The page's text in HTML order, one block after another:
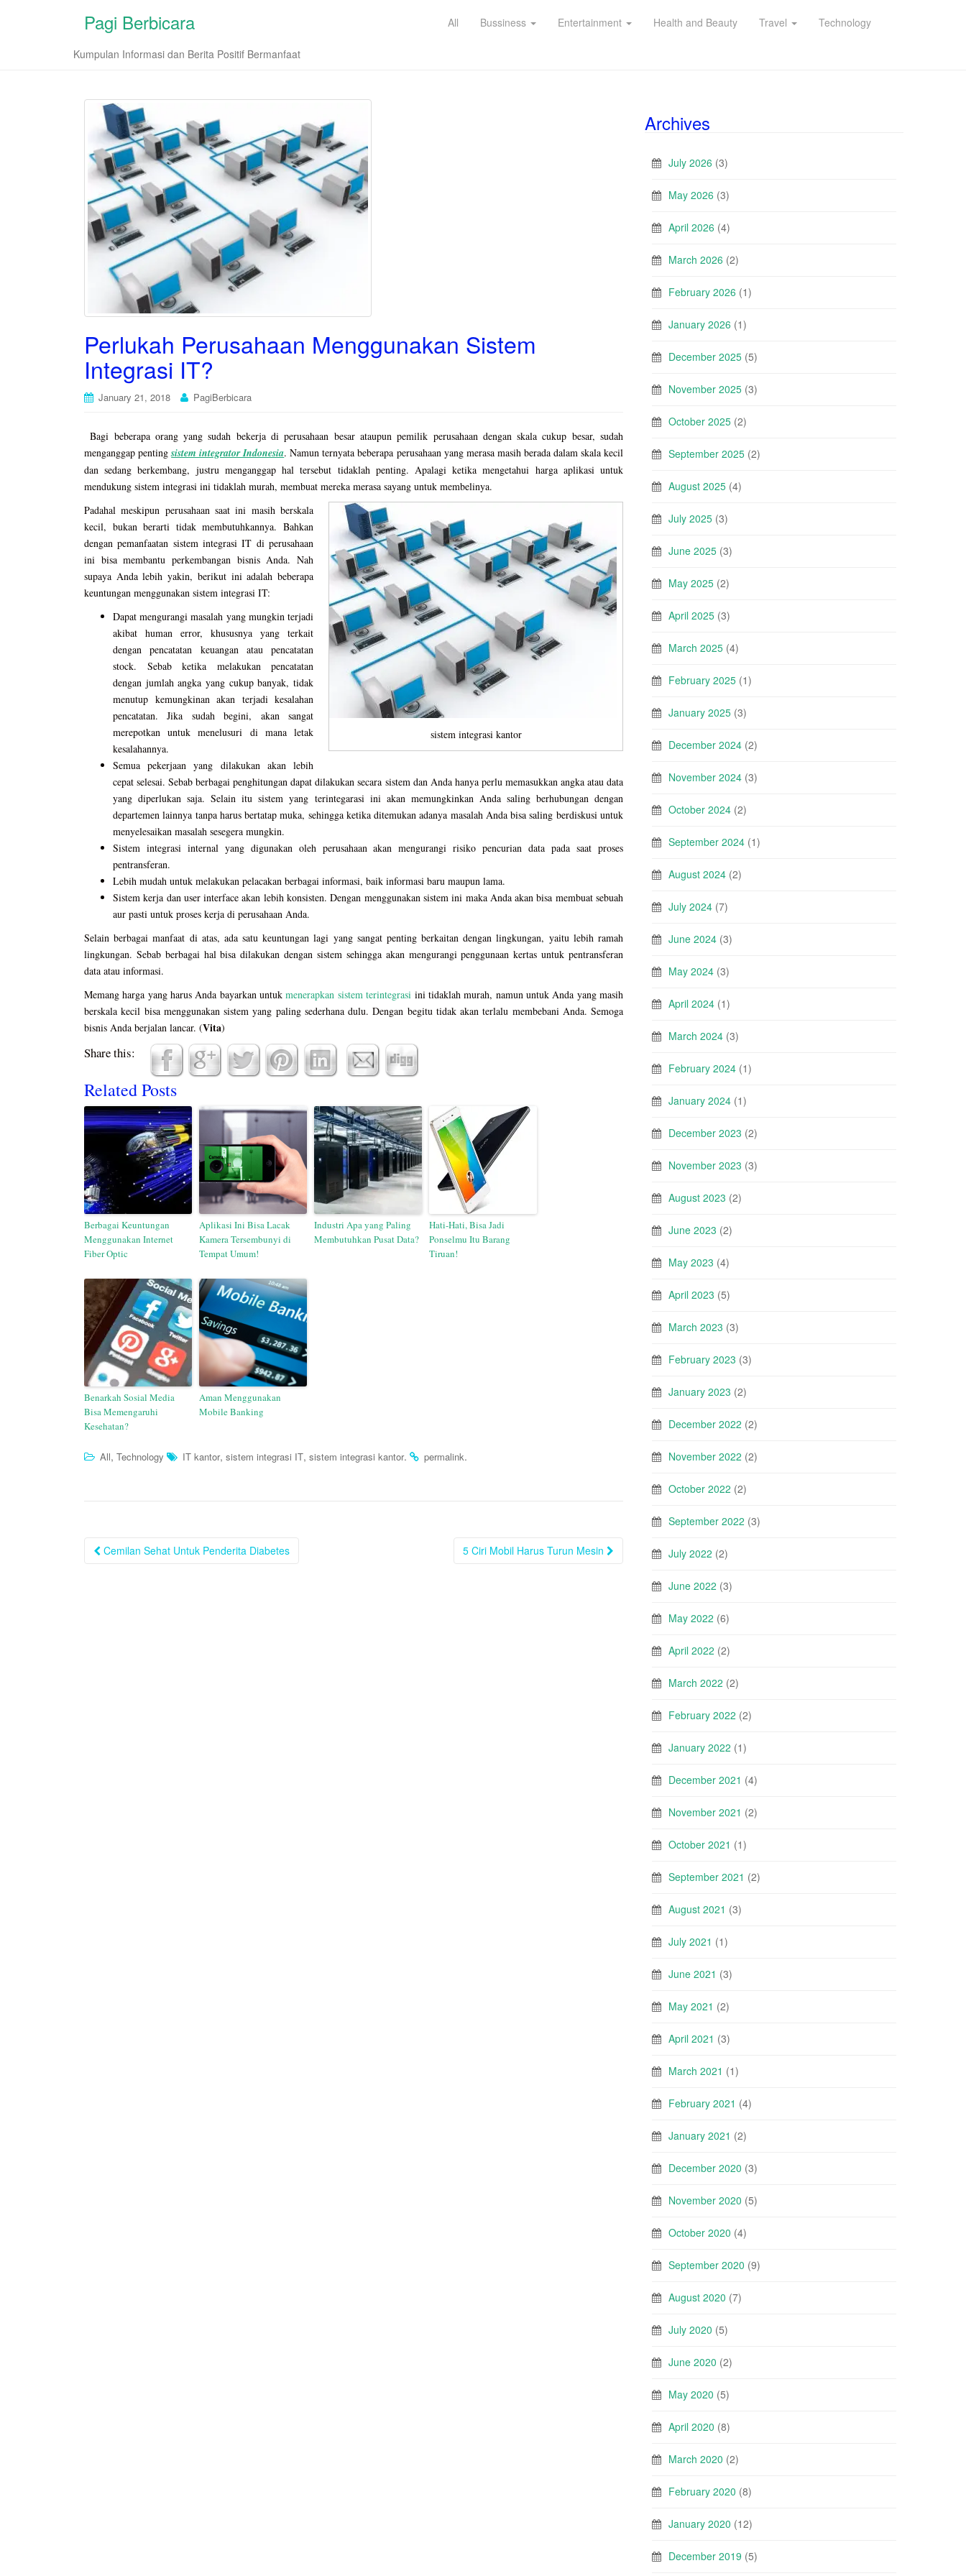
Pagi Berbicara
Kumpulan Informasi dan Berita Positif Bermanfaat
All Bussiness Entertainment Health and Beauty Travel Technology
Perlukah Perusahaan Menggunakan Sistem
Integrasi IT?
January 21, 2018 PagiBerbicara
Bagi beberapa orang yang sudah bekerja di perusahaan besar ataupun pemilik perusahaan dengan skala cukup besar, sudah
menganggap pentingsistem integrator Indonesia. Namun ternyata beberapa perusahaan yang merasa masih berada dalam skala kecil
dan sedang berkembang, justru menganggap hal tersebut tidaklah penting. Apalagi ketika mengetahui harga aplikasi untuk
mendukung sistem integrasi ini tidaklah murah, membuat mereka merasa sayang untuk membelinya.
sistem integrasi kantor
Padahal meskipun perusahaan saat ini masih berskala
kecil, bukan berarti tidak membutuhkannya. Bahkan
dengan pemanfaatan sistem integrasi IT di perusahaan
ini bisa membantu perkembangan bisnis Anda. Nah
supaya Anda lebih yakin, berikut ini adalah beberapa
keuntungan menggunakan sistem integrasi IT:
Dapat mengurangi masalah yang mungkin terjadi
akibat human error, khususnya yang terkait
dengan pencatatan keuangan atau pencatatan
stock. Sebab ketika melakukan pencatatan
dengan jumlah angka yang cukup banyak, tidak
menutup kemungkinan akan terjadi kesalahan
pencatatan. Jika sudah begini, akan sangat
merepotkan untuk menelusuri di mana letak
kesalahannya.
Semua pekerjaan yang dilakukan akan lebih
cepat selesai. Sebab berbagai penghitungan dapat dilakukan secara sistem dan Anda hanya perlu memasukkan angka atau data
yang diperlukan saja. Selain itu sistem yang terintegarasi ini akan memungkinkan Anda saling berhubungan dengan
departemen lainnya tanpa harus bertatap muka, sehingga ketika ditemukan adanya masalah Anda bisa saling berdiskusi untuk
menyelesaikan masalah sesegera mungkin.
Sistem integrasi internal yang digunakan oleh perusahaan akan mengurangi risiko pencurian data pada saat proses
pentransferan.
Lebih mudah untuk melakukan pelacakan berbagai informasi, baik informasi baru maupun lama.
Sistem kerja dan user interface akan lebih konsisten. Dengan menggunakan sistem ini maka Anda akan bisa membuat sebuah
aur pasti untuk proses kerja di perusahaan Anda.
Selain berbagai manfaat di atas, ada satu keuntungan lagi yang sangat penting berkaitan dengan lingkungan, yaitu lebih ramah
lingkungan. Sebab berbagai hal bisa dilakukan dengan sistem sehingga akan mengurangi penggunaan kertas untuk pentransferan
data atau informasi.
Memang harga yang harus Anda bayarkan untukmenerapkan sistem terintegrasi ini tidaklah murah, namun untuk Anda yang masih
berskala kecil bisa menggunakan sistem yang paling sederhana dulu. Dengan begitu tidak akan terlalu membebani Anda. Semoga
bisnis Anda berjalan lancar. (Vita)
Share this:
Related Posts
Berbagai Keuntungan
Menggunakan Internet
Fiber Optic
Aplikasi Ini Bisa Lacak
Kamera Tersembunyi di
Tempat Umum!
Industri Apa yang Paling
Membutuhkan Pusat Data?
Hati-Hati, Bisa Jadi
Ponselmu Itu Barang
Tiruan!
Benarkah Sosial Media
Bisa Memengaruhi
Kesehatan?
Aman Menggunakan
Mobile Banking
All, Technology IT kantor, sistem integrasi IT, sistem integrasi kantor. permalink.
Post
Cemilan Sehat Untuk Penderita Diabetes 5 Ciri Mobil Harus Turun Mesin
Archives
July 2026 (3)
May 2026 (3)
April 2026 (4)
March 2026 (2)
February 2026 (1)
January 2026 (1)
December 2025 (5)
November 2025 (3)
October 2025 (2)
September 2025 (2)
August 2025 (4)
July 2025 (3)
June 2025 (3)
May 2025 (2)
April 2025 (3)
March 2025 (4)
February 2025 (1)
January 2025 (3)
December 2024 (2)
November 2024 (3)
October 2024 (2)
September 2024 (1)
August 2024 (2)
July 2024 (7)
June 2024 (3)
May 2024 (3)
April 2024 (1)
March 2024 (3)
February 2024 (1)
January 2024 (1)
December 2023 (2)
November 2023 (3)
August 2023 (2)
June 2023 (2)
May 2023 (4)
April 2023 (5)
March 2023 (3)
February 2023 (3)
January 2023 (2)
December 2022 (2)
November 2022 (2)
October 2022 (2)
September 2022 (3)
July 2022 (2)
June 2022 (3)
May 2022 (6)
April 2022 (2)
March 2022 (2)
February 2022 (2)
January 2022 (1)
December 2021 (4)
November 2021 (2)
October 2021 (1)
September 2021 (2)
August 2021 (3)
July 2021 (1)
June 2021 (3)
May 2021 (2)
April 2021 (3)
March 2021 (1)
February 2021 (4)
January 2021 (2)
December 2020 (3)
November 2020 (5)
October 2020 (4)
September 2020 (9)
August 2020 (7)
July 2020 (5)
June 2020 (2)
May 2020 (5)
April 2020 (8)
March 2020 (2)
February 2020 (8)
January 2020 (12)
December 2019 (5)